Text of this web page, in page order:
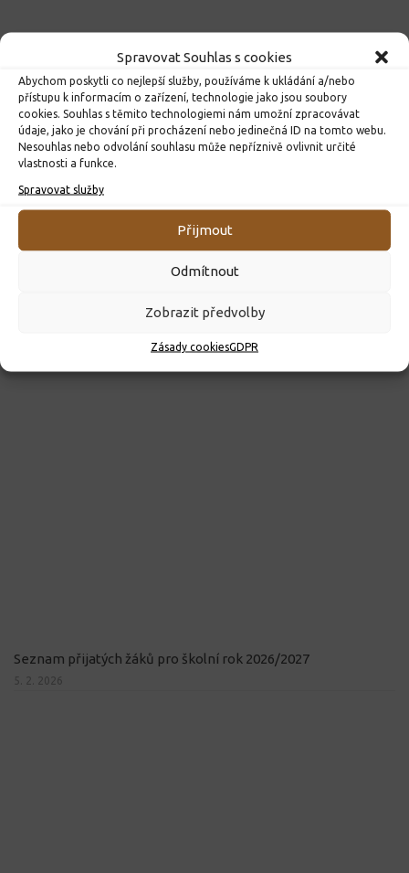
Spravovat Souhlas s cookies
Abychom poskytli co nejlepší služby, používáme k ukládání a/nebo
přístupu k informacím o zařízení, technologie jako jsou soubory
cookies. Souhlas s těmito technologiemi nám umožní zpracovávat
údaje, jako je chování při procházení nebo jedinečná ID na tomto webu.
Nesouhlas nebo odvolání souhlasu může nepříznivě ovlivnit určité
vlastnosti a funkce.
Spravovat služby
Přijmout
Odmítnout
Zobrazit předvolby
Zásady cookiesGDPR
10. 4. 2026
Seznam přijatých žáků pro školní rok 2026/2027
5. 2. 2026